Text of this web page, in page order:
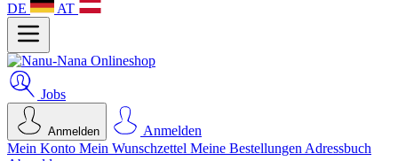
DE AT
Jobs
Anmelden
Anmelden
Mein Konto Mein Wunsch­zettel Meine Bestellungen Adressbuch